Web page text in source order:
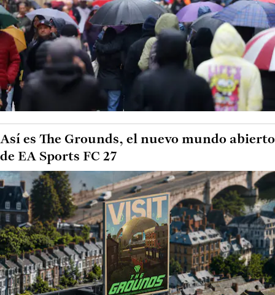
Así es The Grounds, el nuevo mundo abierto
de EA Sports FC 27